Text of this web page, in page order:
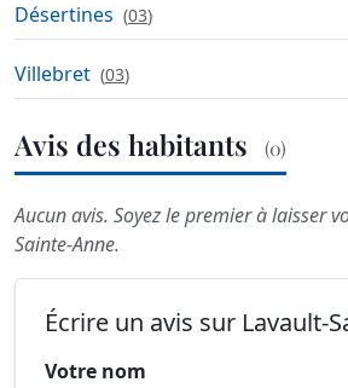
Désertines (03)
Villebret (03)
Avis des habitants (0)
Aucun avis. Soyez le premier à laisser
Sainte-Anne.
Écrire un avis sur Lavault-
Votre nom